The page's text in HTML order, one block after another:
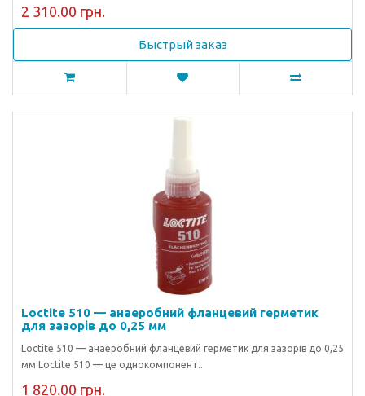
2 310.00 грн.
Быстрый заказ
Loctite 510 — анаеробний фланцевий герметик
для зазорів до 0,25 мм
Loctite 510 — анаеробний фланцевий герметик для зазорів до 0,25
мм Loctite 510 — це однокомпонент..
1 820.00 грн.